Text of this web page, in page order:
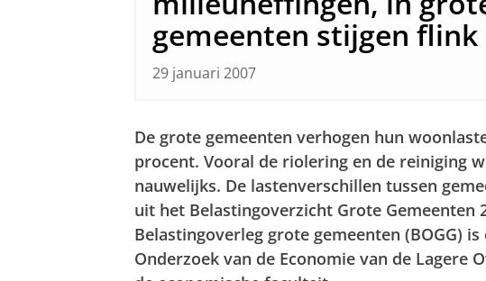
gemeenten stijgen flink
29 januari 2007
De grote gemeenten verhogen hun
procent. Vooral de riolering en de reiniging
nauwelijks. De lastenverschillen tussen
uit het Belastingoverzicht Grote Gemeenten
Belastingoverleg grote gemeenten (BOGG)
Onderzoek van de Economie van de Lagere